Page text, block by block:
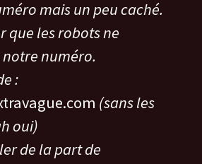
mais un peu caché.
que les robots ne
numéro.
:
(sans les
oui)
de la part de